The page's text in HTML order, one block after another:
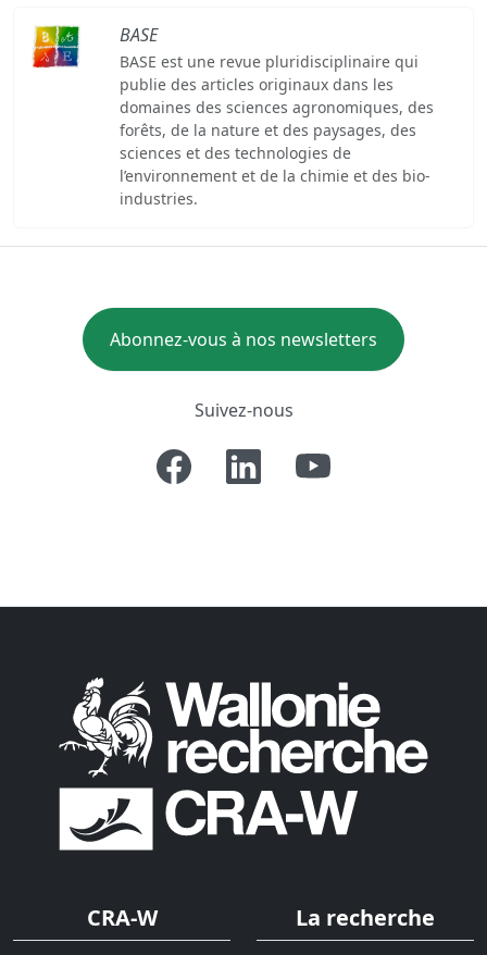
BASE
BASE est une revue pluridisciplinaire qui
publie des articles originaux dans les
domaines des sciences agronomiques, des
forêts, de la nature et des paysages, des
sciences et des technologies de
l’environnement et de la chimie et des bio-
industries.
Abonnez-vous à nos newsletters
Suivez-nous
CRA-W La recherche